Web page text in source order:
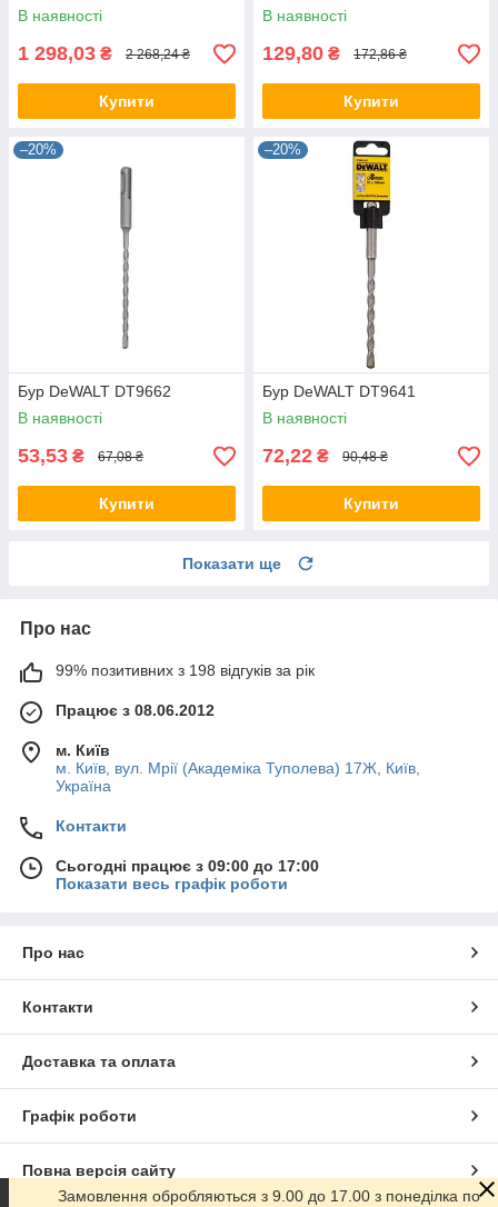
В наявності
1 298,03 ₴ 2 268,24 ₴
Купити
В наявності
129,80 ₴ 172,86 ₴
Купити
–20%
Бур DeWALT DT9662
В наявності
53,53 ₴ 67,08 ₴
Купити
–20%
Бур DeWALT DT9641
В наявності
72,22 ₴ 90,48 ₴
Купити
Показати ще
Про нас
99% позитивних з 198 відгуків за рік
Працює з 08.06.2012
м. Київ
м. Київ, вул. Мрії (Академіка Туполева) 17Ж, Київ,
Україна
Контакти
Сьогодні працює з 09:00 до 17:00
Показати весь графік роботи
Про нас
Контакти
Доставка та оплата
Графік роботи
Повна версія сайту
Замовлення обробляються з 9.00 до 17.00 з понеділка по